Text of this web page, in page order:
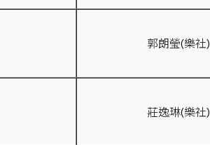
郭朗瑩(樂社)
莊逸琳(樂社)